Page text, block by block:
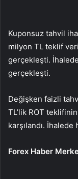
Kuponsuz tahvil
milyon TL teklif
gerçekleşti.
gerçekleşti.
Değişken faizli
TL’lik ROT
karşılandı. İhalede
Forex Haber